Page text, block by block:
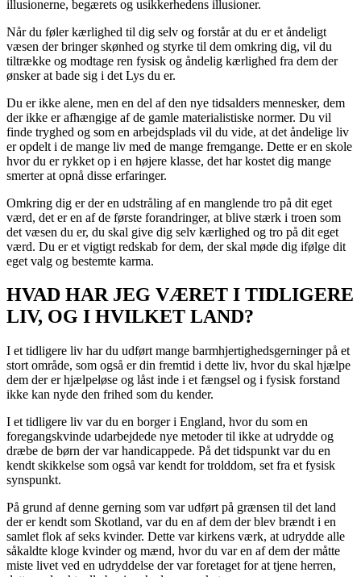
illusionerne, begærets og usikkerhedens illusioner.
Når du føler kærlighed til dig selv og forstår at du er et åndeligt
væsen der bringer skønhed og styrke til dem omkring dig, vil du
tiltrække og modtage ren fysisk og åndelig kærlighed fra dem der
ønsker at bade sig i det Lys du er.
Du er ikke alene, men en del af den nye tidsalders mennesker, dem
der ikke er afhængige af de gamle materialistiske normer. Du vil
finde tryghed og som en arbejdsplads vil du vide, at det åndelige liv
er opdelt i de mange liv med de mange fremgange. Dette er en skole
hvor du er rykket op i en højere klasse, det har kostet dig mange
smerter at opnå disse erfaringer.
Omkring dig er der en udstråling af en manglende tro på dit eget
værd, det er en af de første forandringer, at blive stærk i troen som
det væsen du er, du skal give dig selv kærlighed og tro på dit eget
værd. Du er et vigtigt redskab for dem, der skal møde dig ifølge dit
eget valg og bestemte karma.
HVAD HAR JEG VÆRET I TIDLIGERE
LIV, OG I HVILKET LAND?
I et tidligere liv har du udført mange barmhjertighedsgerninger på et
stort område, som også er din fremtid i dette liv, hvor du skal hjælpe
dem der er hjælpeløse og låst inde i et fængsel og i fysisk forstand
ikke kan nyde den frihed som du kender.
I et tidligere liv var du en borger i England, hvor du som en
foregangskvinde udarbejdede nye metoder til ikke at udrydde og
dræbe de børn der var handicappede. På det tidspunkt var du en
kendt skikkelse som også var kendt for trolddom, set fra et fysisk
synspunkt.
På grund af denne gerning som var udført på grænsen til det land
der er kendt som Skotland, var du en af dem der blev brændt i en
samlet flok af seks kvinder. Dette var kirkens værk, at udrydde alle
såkaldte kloge kvinder og mænd, hvor du var en af dem der måtte
miste livet ved en udryddelse der var foretaget for at tjene herren,